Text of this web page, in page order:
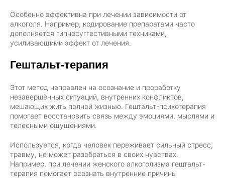
Особенно эффективна при лечении зависимости от
алкоголя. Например, кодирование препаратами часто
дополняется гипносуггестивными техниками,
усиливающими эффект от лечения.
Гештальт-терапия
Этот метод направлен на осознание и проработку
незавершённых ситуаций, внутренних конфликтов,
мешающих жить полной жизнью. Гештальт-психотерапия
помогает восстановить связь между эмоциями, мыслями и
телесными ощущениями.
Используется, когда человек переживает сильный стресс,
травму, не может разобраться в своих чувствах.
Например, при лечении женского алкоголизма гештальт-
терапия помогает осознать внутренние причины